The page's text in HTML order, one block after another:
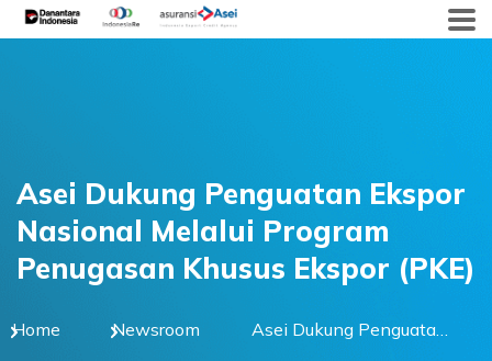
Skip
to
Asei Dukung Penguatan Ekspor
Nasional Melalui Program
Penugasan Khusus Ekspor (PKE)
Home Newsroom
Asei Dukung Penguatan